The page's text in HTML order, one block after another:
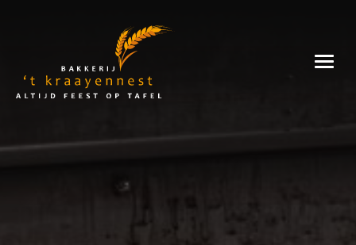
Kraayennest